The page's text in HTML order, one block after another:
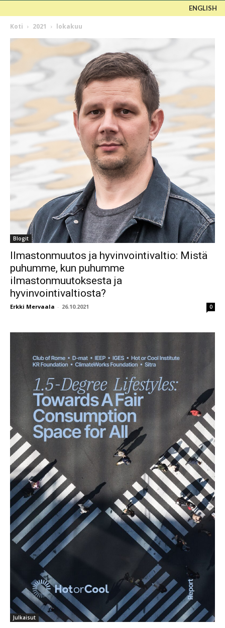
ENGLISH
Koti 2021 lokakuu
Blogit
Ilmastonmuutos ja hyvinvointivaltio: Mistä
puhumme, kun puhumme
ilmastonmuutoksesta ja
hyvinvointivaltiosta?
Erkki Mervaala - 26.10.2021 0
Julkaisut